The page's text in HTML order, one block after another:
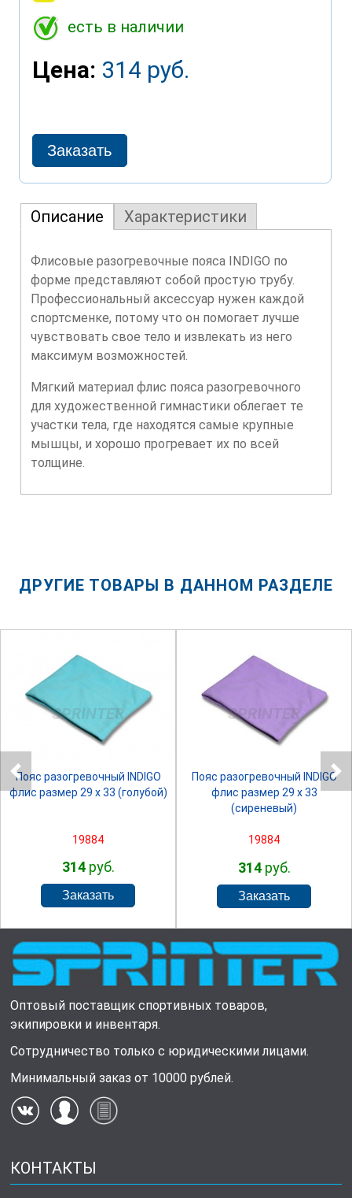
есть в наличии
Цена: 314 руб.
Описание Характеристики
Флисовые разогревочные пояса INDIGO по
форме представляют собой простую трубу.
Профессиональный аксессуар нужен каждой
спортсменке, потому что он помогает лучше
чувствовать свое тело и извлекать из него
максимум возможностей.
Мягкий материал флис пояса разогревочного
для художественной гимнастики облегает те
участки тела, где находятся самые крупные
мышцы, и хорошо прогревает их по всей
толщине.
ДРУГИЕ ТОВАРЫ В ДАННОМ РАЗДЕЛЕ
SPRINTER
Пояс разогревочный INDIGO
флис размер 29 х 33 (голубой)
19884
314руб.
SPRINTER
Пояс разогревочный INDIGO
флис размер 29 х 33
(сиреневый)
19884
314руб.
Оптовый поставщик спортивных товаров,
экипировки и инвентаря.
Сотрудничество только с юридическими лицами.
Минимальный заказ от 10000 рублей.
КОНТАКТЫ